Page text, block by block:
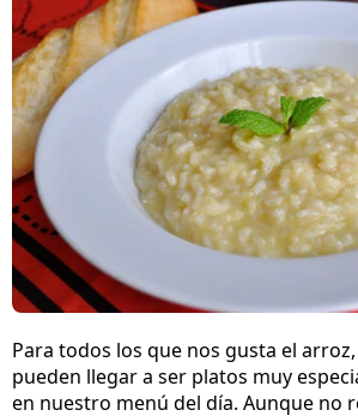
Para todos los que nos gusta el
pueden llegar a ser platos muy
en nuestro menú del día. Aunque no